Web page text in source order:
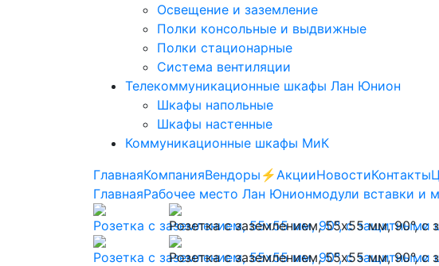
Освещение и заземление
Полки консольные и выдвижные
Полки стационарные
Система вентиляции
Телекоммуникационные шкафы Лан Юнион
Шкафы напольные
Шкафы настенные
Коммуникационные шкафы МиК
ГлавнаяКомпанияВендоры ⚡️АкцииНовостиКонтакты
ГлавнаяРабочее место Лан Юнионмодули вставки и